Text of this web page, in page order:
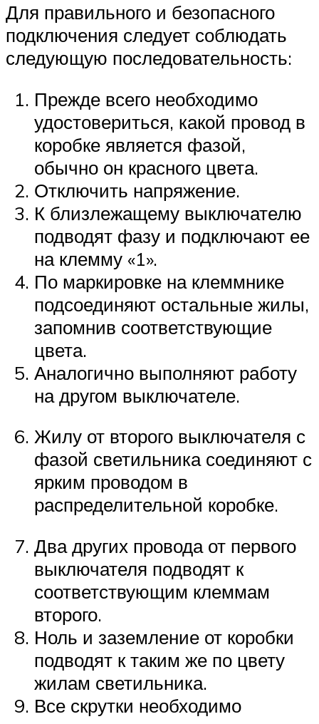
Для правильного и безопасного
подключения следует соблюдать
следующую последовательность:
Прежде всего необходимо
удостовериться, какой провод в
коробке является фазой,
обычно он красного цвета.
Отключить напряжение.
К близлежащему выключателю
подводят фазу и подключают ее
на клемму «1».
По маркировке на клеммнике
подсоединяют остальные жилы,
запомнив соответствующие
цвета.
Аналогично выполняют работу
на другом выключателе.
Жилу от второго выключателя с
фазой светильника соединяют с
ярким проводом в
распределительной коробке.
Два других провода от первого
выключателя подводят к
соответствующим клеммам
второго.
Ноль и заземление от коробки
подводят к таким же по цвету
жилам светильника.
Все скрутки необходимо